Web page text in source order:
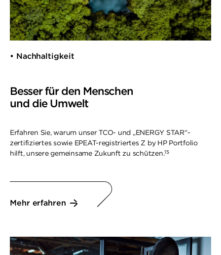
• Nachhaltigkeit
Besser für den Menschen
und die Umwelt
Erfahren Sie, warum unser TCO- und „ENERGY STAR“-
zertifiziertes sowie EPEAT-registriertes Z by HP Portfolio
hilft, unsere gemeinsame Zukunft zu schützen.15
Mehr erfahren